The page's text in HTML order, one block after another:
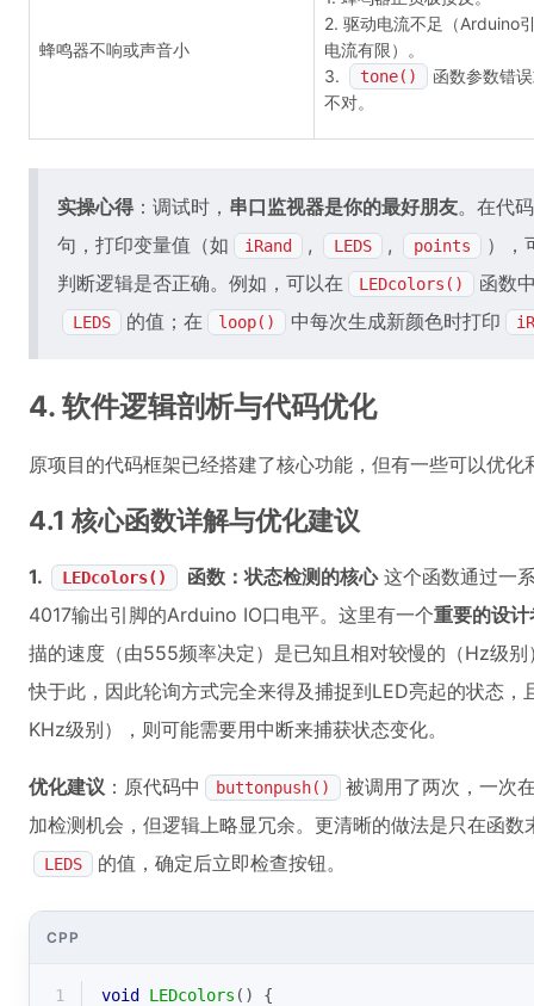
蜂鸣器不响或声音小
2. 驱动电流不足（Arduino
电流有限）。
3.
tone()
函数参数错
不对。
实操心得：调试时， 串口监视器是你的最好朋友。在代
句，打印变量值（如
iRand , LEDS , points
），
判断逻辑是否正确。例如，可以在
LEDcolors() 函数
LEDS 的值；在 loop() 中每次生成新颜色时打印
4. 软件逻辑剖析与代码优化
原项目的代码框架已经搭建了核心功能，但有一些可以优化
4.1 核心函数详解与优化建议
1. LEDcolors() 函数：状态检测的核心这个函数通过一
4017输出引脚的Arduino IO口电平。这里有一个重要的设计
描的速度（由555频率决定）是已知且相对较慢的（Hz级
快于此，因此轮询方式完全来得及捕捉到LED亮起的状态
KHz级别），则可能需要用中断来捕获状态变化。
优化建议 ：原代码中 buttonpush()
被调用了两次，一次
加检测机会，但逻辑上略显冗余。更清晰的做法是只在函
LEDS 的值，确定后立即检查按钮。
CPP
1 void LEDcolors ()
{